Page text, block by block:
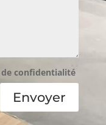
confidentialité
Envoyer